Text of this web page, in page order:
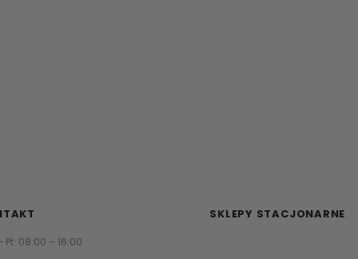
Pt: 08:00 – 16:00
SKLEPY STACJONARNE